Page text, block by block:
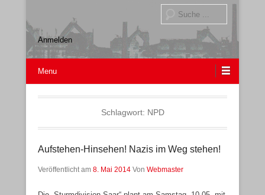
Anmelden
Menu
Schlagwort: NPD
Aufstehen-Hinsehen! Nazis im Weg stehen!
Veröffentlicht am 8. Mai 2014 Von Webmaster